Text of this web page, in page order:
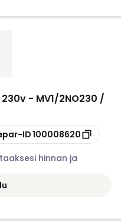
- MV1/2NO230 /
ID100008620
hinnan ja